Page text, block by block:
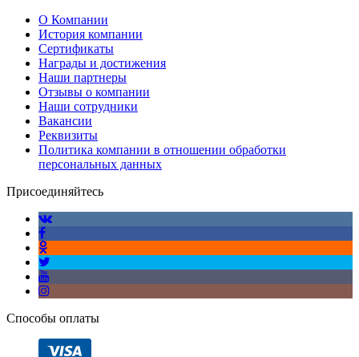
О Компании
История компании
Сертификаты
Награды и достижения
Наши партнеры
Отзывы о компании
Наши сотрудники
Вакансии
Реквизиты
Политика компании в отношении обработки
персональных данных
Присоединяйтесь
Способы оплаты